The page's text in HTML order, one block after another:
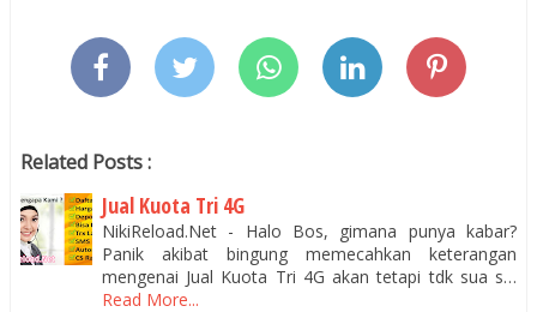
Related Posts :
Jual Kuota Tri 4G
NikiReload.Net - Halo Bos, gimana punya kabar?
Panik akibat bingung memecahkan keterangan
mengenai Jual Kuota Tri 4G akan tetapi tdk sua s…
Read More...